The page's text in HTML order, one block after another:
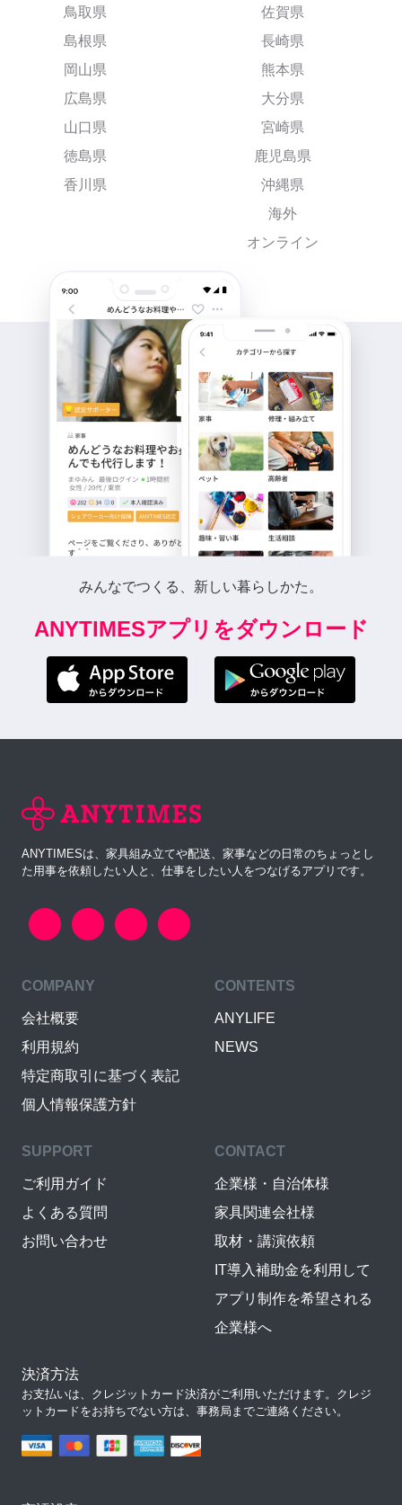
鳥取県
島根県
岡山県
広島県
山口県
徳島県
香川県
佐賀県
長崎県
熊本県
大分県
宮崎県
鹿児島県
沖縄県
海外
オンライン
みんなでつくる、新しい暮らしかた。
ANYTIMESアプリをダウンロード
ANYTIMESは、家具組み立てや配送、家事などの日常のちょっとし
た用事を依頼したい人と、仕事をしたい人をつなげるアプリです。
COMPANY
会社概要
利用規約
特定商取引に基づく表記
個人情報保護方針
CONTENTS
ANYLIFE
NEWS
SUPPORT
ご利用ガイド
よくある質問
お問い合わせ
CONTACT
企業様・自治体様
家具関連会社様
取材・講演依頼
IT導入補助金を利用して
アプリ制作を希望される
企業様へ
決済方法
お支払いは、クレジットカード決済がご利用いただけます。クレジ
ットカードをお持ちでない方は、事務局までご連絡ください。